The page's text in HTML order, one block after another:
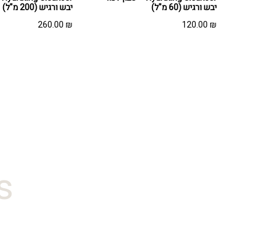
יבש ורגיש (60 מ"ל)
120.00 ₪
יבש ורגיש (200 מ"ל)
260.00 ₪